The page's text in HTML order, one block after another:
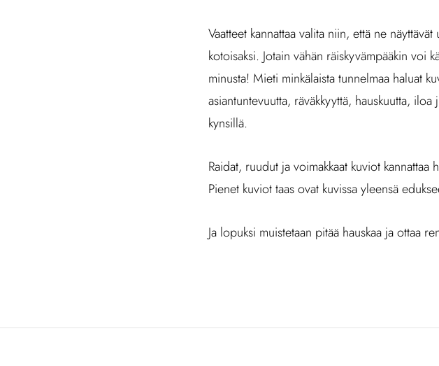
Vaatteet kannattaa valita niin, että ne
kotoisaksi. Jotain vähän räiskyvämpääkin voi
minusta! Mieti minkälaista tunnelmaa haluat
asiantuntevuutta, räväkkyyttä, hauskuutta,
kynsillä.
Raidat, ruudut ja voimakkaat kuviot
Pienet kuviot taas ovat kuvissa yleensä
Ja lopuksi muistetaan pitää hauskaa ja ottaa